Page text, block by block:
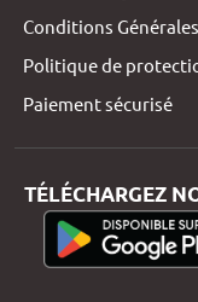
Conditions
Politique de
Paiement sécurisé
TÉLÉCHARGEZ